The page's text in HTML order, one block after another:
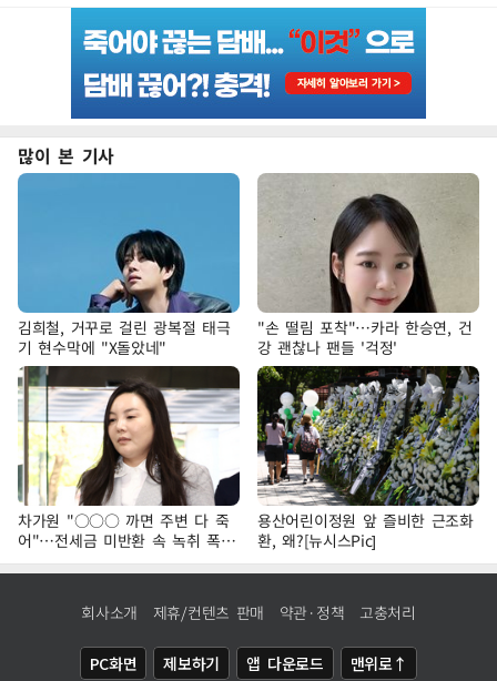
많이 본 기사
김희철, 거꾸로 걸린 광복절 태극
기 현수막에 "X돌았네"
"손 떨림 포착"…카라 한승연, 건
강 괜찮나 팬들 '걱정'
차가원 "○○○ 까면 주변 다 죽
어"…전세금 미반환 속 녹취 폭로
파장
용산어린이정원 앞 즐비한 근조화
환, 왜?[뉴시스Pic]
회사소개 제휴/컨텐츠 판매 약관·정책 고충처리
PC화면 제보하기 앱 다운로드 맨위로↑